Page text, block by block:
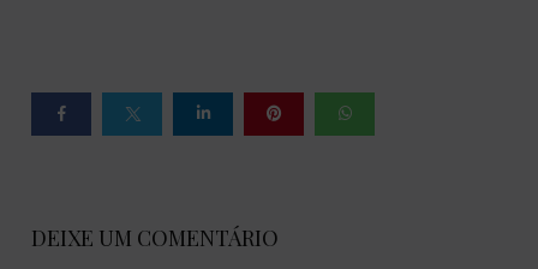
DEIXE UM COMENTÁRIO